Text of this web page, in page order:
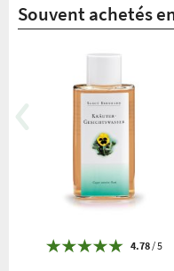
Souvent achetés
4.78/ 5